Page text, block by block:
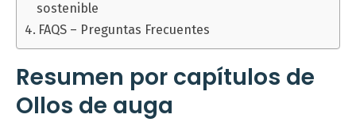
sostenible
FAQS – Preguntas Frecuentes
Resumen por capítulos de
Ollos de auga